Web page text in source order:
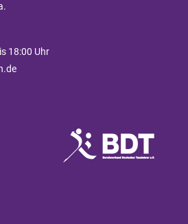
18:00 Uhr